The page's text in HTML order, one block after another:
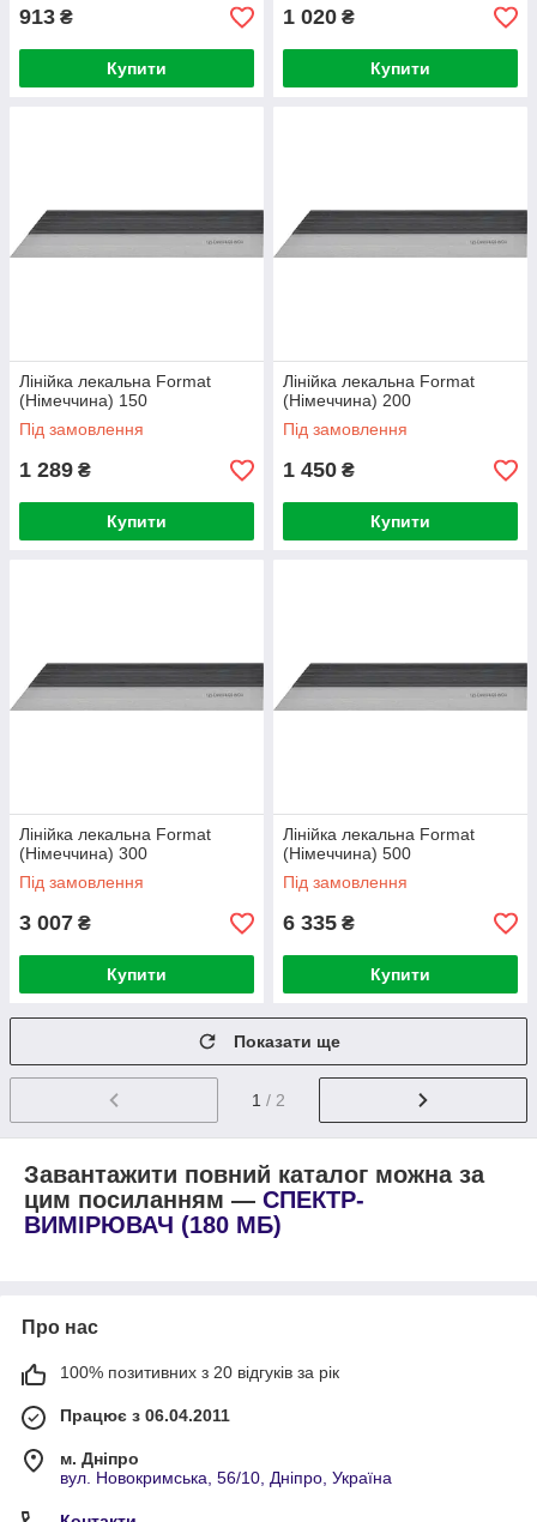
913 ₴
Купити
1 020 ₴
Купити
Лінійка лекальна Format
(Німеччина) 150
Під замовлення
1 289 ₴
Купити
Лінійка лекальна Format
(Німеччина) 200
Під замовлення
1 450 ₴
Купити
Лінійка лекальна Format
(Німеччина) 300
Під замовлення
3 007 ₴
Купити
Лінійка лекальна Format
(Німеччина) 500
Під замовлення
6 335 ₴
Купити
Показати ще
1 / 2
Завантажити повний каталог можна за
цим посиланням — СПЕКТР-
ВИМІРЮВАЧ (180 МБ)
Про нас
100% позитивних з 20 відгуків за рік
Працює з 06.04.2011
м. Дніпро
вул. Новокримська, 56/10, Дніпро, Україна